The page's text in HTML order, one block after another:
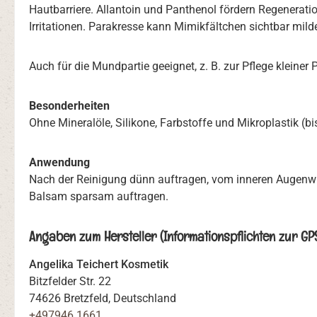
Hautbarriere. Allantoin und Panthenol fördern
Irritationen. Parakresse kann Mimikfältchen sichtbar
Auch für die Mundpartie geeignet, z. B. zur Pflege kleiner
Besonderheiten
Ohne Mineralöle, Silikone, Farbstoffe und Mikroplastik
Anwendung
Nach der Reinigung dünn auftragen, vom inneren
Balsam sparsam auftragen.
Angaben zum Hersteller (Informationspflichten zur
Angelika Teichert Kosmetik
Bitzfelder Str. 22
74626 Bretzfeld, Deutschland